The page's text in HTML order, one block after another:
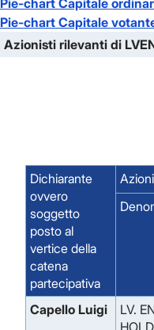
Pie-chart Capitale
Pie-chart Capitale
Azionisti rilevanti di
Dichiarante
ovvero
soggetto
posto al
vertice della
catena
partecipativa
Capello Luigi
LV.